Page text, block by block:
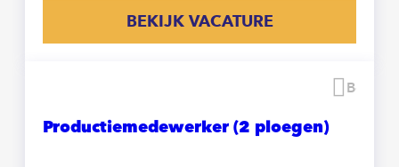
BEKIJK VACATURE
Productiemedewerker (2 ploegen)